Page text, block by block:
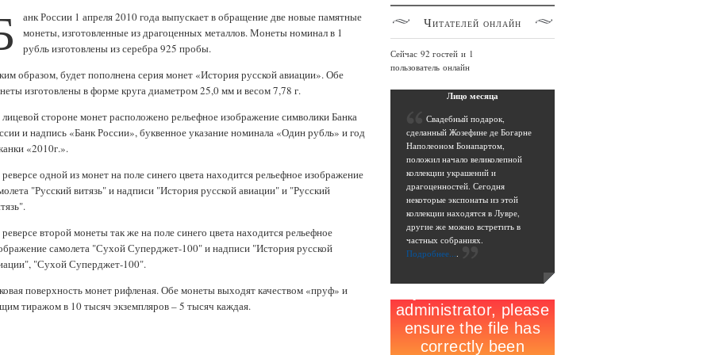
анк России 1 апреля 2010 года выпускает в обращение две новые памятные
монеты, изготовленные из драгоценных металлов. Монеты номинал в 1
рубль изготовлены из серебра 925 пробы.
образом, будет пополнена серия монет «История русской авиации». Обе
изготовлены в форме круга диаметром 25,0 мм и весом 7,78 г.
стороне монет расположено рельефное изображение символики Банка
и надпись «Банк России», буквенное указание номинала «Один рубль» и год
«2010г.».
одной из монет на поле синего цвета находится рельефное изображение
"Русский витязь" и надписи "История русской авиации" и "Русский
второй монеты так же на поле синего цвета находится рельефное
самолета "Сухой Суперджет-100" и надписи "История русской
"Сухой Суперджет-100".
поверхность монет рифленая. Обе монеты выходят качеством «пруф» и
тиражом в 10 тысяч экземпляров – 5 тысяч каждая.
Читателей онлайн
Сейчас 92 гостей и 1
пользователь онлайн
Лицо месяца
Свадебный подарок,
сделанный Жозефине де Богарне
Наполеоном Бонапартом,
положил начало великолепной
коллекции украшений и
драгоценностей. Сегодня
некоторые экспонаты из этой
коллекции находятся в Лувре,
другие же можно встретить в
частных собраниях.
Подробнее....